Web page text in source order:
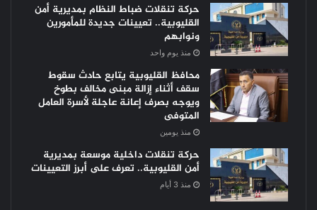
حركة تنقلات ضباط النظام بمديرية أمن
القليوبية.. تعيينات جديدة للمأمورين
ونوابهم
منذ يوم واحد
محافظ القليوبية يتابع حادث سقوط
سقف أثناء إزالة مبنى مخالف بطوخ
ويوجه بصرف إعانة عاجلة لأسرة العامل
المتوفى
منذ يومين
حركة تنقلات داخلية موسعة بمديرية
أمن القليوبية.. تعرف على أبرز التعيينات
منذ 3 أيام